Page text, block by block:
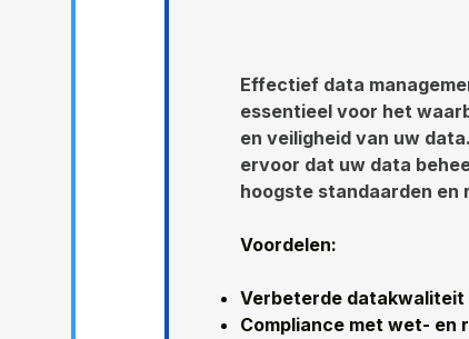
Effectief data
essentieel voor het
en veiligheid van uw
ervoor dat uw data
hoogste standaarden en
Voordelen:
Verbeterde
Compliance met wet- en